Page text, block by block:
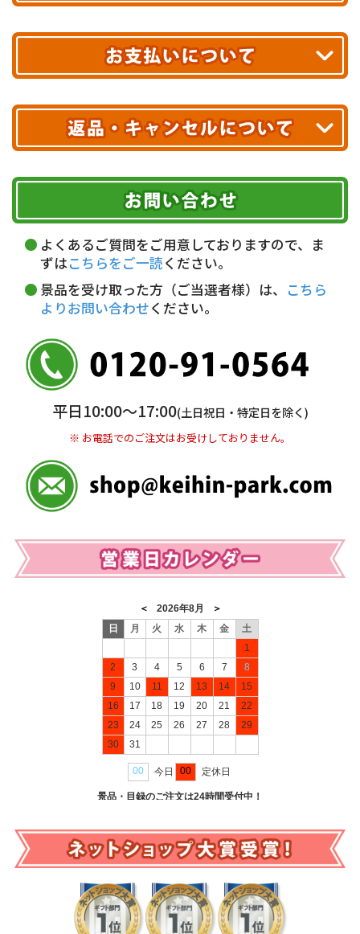
あす着エリアが対象です。
エリアやお届け日の確認はこちら▶
※ 配送業者による配送遅延が生じる可能性がございます。
※ 沖縄・離島はお届けできません。
送料無料!
10,000円未満 全国一律1,100円(税込)
配送業者
ヤマト運輸
お届け可能時間帯
午前中 14～16時
16～18時
18～20時
19～21時 指定なし
クレジットカード
代金引換(現金のみ)
5,000円未満…330円(税込)
銀行振込(前払い)
普通 7263489
＜口座名＞ カ）ディースタイル
※ 振込み手数料お客様ご負担。
期限を含むルール（条件）や、お客様にご負担い
ただく費用がございます。
詳しくはこちら▶
よくあるご質問をご用意しておりますので、ま
ずはこちらをご一読ください。
景品を受け取った方（ご当選者様）は、 こちら
よりお問い合わせください。
平日10:00〜17:00(土日祝日・特定日を除く)
※ お電話でのご注文はお受けしておりません。